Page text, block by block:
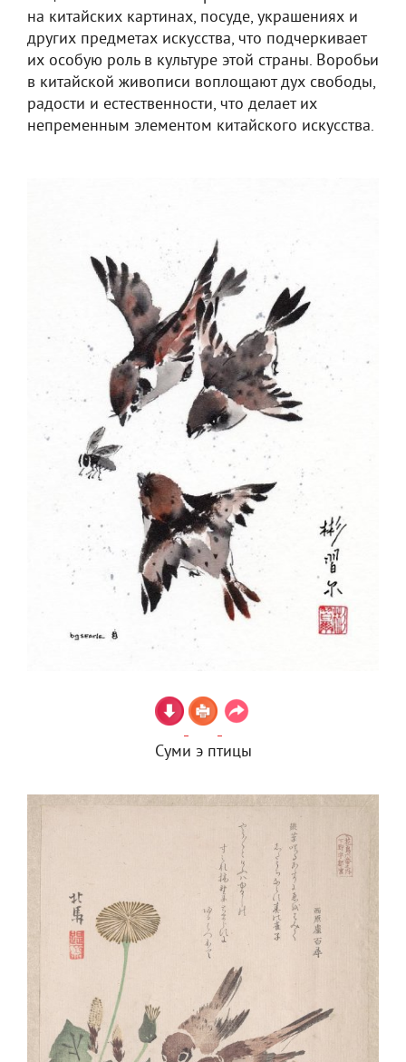
на китайских картинах, посуде, украшениях и
других предметах искусства, что подчеркивает
их особую роль в культуре этой страны. Воробьи
в китайской живописи воплощают дух свободы,
радости и естественности, что делает их
непременным элементом китайского искусства.
Суми э птицы